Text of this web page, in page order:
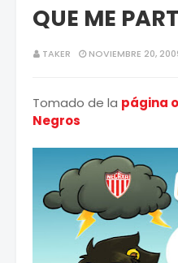
QUE ME
TAKER NOVIEMBRE 20,
Tomado de la página
Negros